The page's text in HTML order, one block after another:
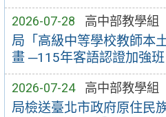
2026-07-28 高中部教學組
局「高級中等學校教師本
畫 ─115年客語認證加強班
2026-07-24 高中部教學組
局檢送臺北市政府原住民